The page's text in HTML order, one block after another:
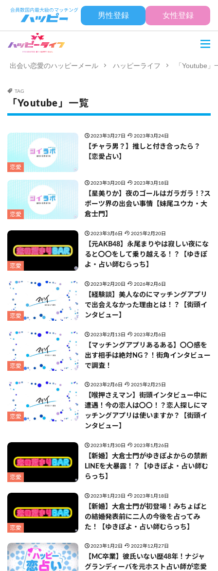
男性登録 女性登録
出会い恋愛のハッピーメール ハッピーライフ 「Youtube」
TAG
「Youtube」一覧
恋愛
2023年3月27日 2023年3月24日
【チャラ男？】推しと付き合ったら？
【恋愛占い】
恋愛
2023年3月20日 2023年3月18日
【星美りか】夜のゴールはガラガラ！?ス
ポーツ界の出会い事情【妹尾ユウカ・大
倉士門】
恋愛
2023年3月6日 2025年2月20日
【元AKB48】永尾まりやは寂しい夜にな
ると〇〇をして乗り越える！？【ゆきぽ
よ・占い師むらっち】
恋愛
2023年2月20日 2026年2月6日
【経験談】美人なのにマッチングアプリ
で出会えなかった理由とは！？【街頭イ
ンタビュー】
恋愛
2023年2月13日 2023年2月6日
【マッチングアプリあるある】〇〇感を
出す相手は絶対NG？！街角インタビュー
で調査！
恋愛
2023年2月6日 2025年2月25日
【喉押さえマン】街頭インタビュー中に
遭遇！今の恋人は〇〇！？恋人探しにマ
ッチングアプリは使いますか？【街頭イ
ンタビュー】
恋愛
2023年1月30日 2023年1月26日
【新婚】大倉士門がゆきぽよからの禁断
LINEを大暴露！？【ゆきぽよ・占い師む
らっち】
恋愛
2023年1月23日 2023年1月18日
【新婚】大倉士門が初登場！みちょぱと
の結婚発表前に二人の今後を占ってみ
た！【ゆきぽよ・占い師むらっち】
2023年1月2日 2022年12月27日
【MC卒業】彼氏いない歴48年！ナジャ
グランディーバを元ホスト占い師が恋愛